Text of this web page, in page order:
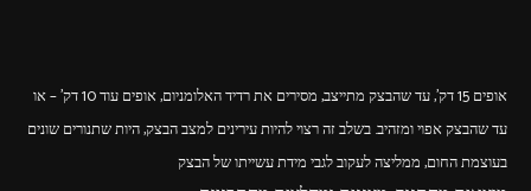
אופים 15 דק', עד שהבצק מתייצב, מסירים את רדיד האלומניום, אופים עוד 10 דק' – או
עד שהבצק אפוי ומזהיב. בשלב זה רצוי להיות עירינים למצב הבצק, היות שתנורים שונים
בעוצמת החום, ממליצה לעקוב לגבי מידת עשייתו של הבצק